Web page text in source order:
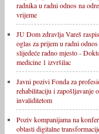
radnika u radni odnos na
vrijeme
JU Dom zdravlja Vareš
oglas za prijem u radni odnos
slijedeće radno mjesto -
medicine 1 izvršilac
Javni pozivi Fonda za
rehabilitaciju i zapošljavanje
invaliditetom
Poziv kompanijama na
oblasti digitalne